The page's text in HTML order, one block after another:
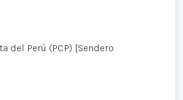
del Perú (PCP) [Sendero